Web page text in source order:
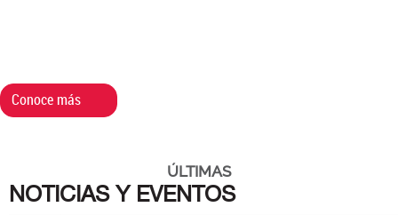
Conoce más
ÚLTIMAS
NOTICIAS Y EVENTOS